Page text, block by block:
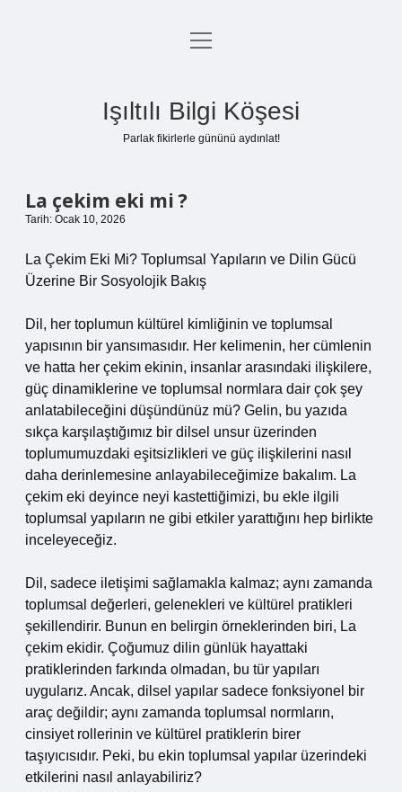
Anasayfa
Yasal Uyarı
menüyü
Işıltılı Bilgi Köşesi
Parlak fikirlerle gününü aydınlat!
La çekim eki mi ?
Tarih: Ocak 10, 2026
La Çekim Eki Mi? Toplumsal Yapıların ve Dilin Gücü
Üzerine Bir Sosyolojik Bakış
Dil, her toplumun kültürel kimliğinin ve toplumsal
yapısının bir yansımasıdır. Her kelimenin, her cümlenin
ve hatta her çekim ekinin, insanlar arasındaki ilişkilere,
güç dinamiklerine ve toplumsal normlara dair çok şey
anlatabileceğini düşündünüz mü? Gelin, bu yazıda
sıkça karşılaştığımız bir dilsel unsur üzerinden
toplumumuzdaki eşitsizlikleri ve güç ilişkilerini nasıl
daha derinlemesine anlayabileceğimize bakalım. La
çekim eki deyince neyi kastettiğimizi, bu ekle ilgili
toplumsal yapıların ne gibi etkiler yarattığını hep birlikte
inceleyeceğiz.
Dil, sadece iletişimi sağlamakla kalmaz; aynı zamanda
toplumsal değerleri, gelenekleri ve kültürel pratikleri
şekillendirir. Bunun en belirgin örneklerinden biri, La
çekim ekidir. Çoğumuz dilin günlük hayattaki
pratiklerinden farkında olmadan, bu tür yapıları
uygularız. Ancak, dilsel yapılar sadece fonksiyonel bir
araç değildir; aynı zamanda toplumsal normların,
cinsiyet rollerinin ve kültürel pratiklerin birer
taşıyıcısıdır. Peki, bu ekin toplumsal yapılar üzerindeki
etkilerini nasıl anlayabiliriz?